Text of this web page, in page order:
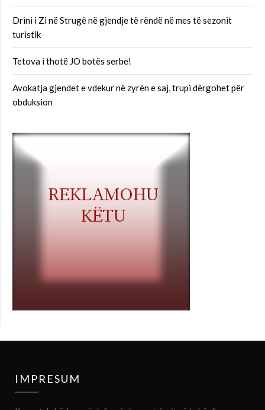
Drini i Zi në Strugë në gjendje të rëndë në mes të sezonit
turistik
Tetova i thotë JO botës serbe!
Avokatja gjendet e vdekur në zyrën e saj, trupi dërgohet për
obduksion
IMPRESUM